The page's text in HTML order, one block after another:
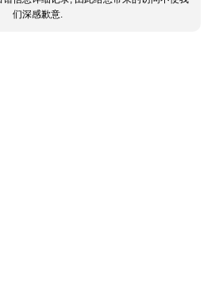
们深感歉意.